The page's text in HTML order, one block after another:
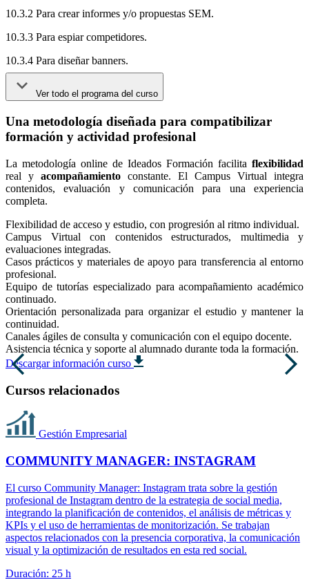
10.3.2 Para crear informes y/o propuestas SEM.
10.3.3 Para espiar competidores.
10.3.4 Para diseñar banners.
Ver todo el programa del curso
Una metodología diseñada para compatibilizar
formación y actividad profesional
La metodología online de Ideados Formación facilita flexibilidad
real y acompañamiento constante. El Campus Virtual integra
contenidos, evaluación y comunicación para una experiencia
completa.
Flexibilidad de acceso y estudio, con progresión al ritmo individual.
Campus Virtual con contenidos estructurados, multimedia y
evaluaciones integradas.
Casos prácticos y materiales de apoyo para transferencia al entorno
profesional.
Equipo de tutorías especializado para acompañamiento académico
continuado.
Orientación personalizada para organizar el estudio y mantener la
continuidad.
Canales ágiles de consulta y comunicación con el equipo docente.
Asistencia técnica y soporte al alumnado durante toda la formación.
Descargar información curso
Cursos relacionados
Gestión Empresarial
COMMUNITY MANAGER: INSTAGRAM
El curso Community Manager: Instagram trata sobre la gestión
profesional de Instagram dentro de la estrategia de social media,
integrando la planificación de contenidos, el análisis de métricas y
KPIs y el uso de herramientas de monitorización. Se trabajan
aspectos relacionados con la presencia corporativa, la comunicación
visual y la optimización de resultados en esta red social.
Duración: 25 h